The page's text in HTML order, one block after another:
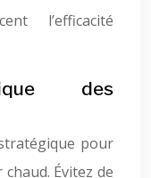
l’efficacité
des
pour
Évitez de